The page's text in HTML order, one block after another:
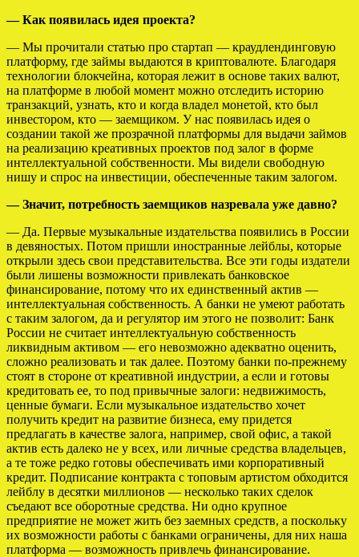
–– Как появилась идея проекта?
— Мы прочитали статью про стартап — краудлендинговую
платформу, где займы выдаются в криптовалюте. Благодаря
технологии блокчейна, которая лежит в основе таких валют,
на платформе в любой момент можно отследить историю
транзакций, узнать, кто и когда владел монетой, кто был
инвестором, кто — заемщиком. У нас появилась идея о
создании такой же прозрачной платформы для выдачи займов
на реализацию креативных проектов под залог в форме
интеллектуальной собственности. Мы видели свободную
нишу и спрос на инвестиции, обеспеченные таким залогом.
— Значит, потребность заемщиков назревала уже давно?
— Да. Первые музыкальные издательства появились в России
в девяностых. Потом пришли иностранные лейблы, которые
открыли здесь свои представительства. Все эти годы издатели
были лишены возможности привлекать банковское
финансирование, потому что их единственный актив —
интеллектуальная собственность. А банки не умеют работать
с таким залогом, да и регулятор им этого не позволит: Банк
России не считает интеллектуальную собственность
ликвидным активом — его невозможно адекватно оценить,
сложно реализовать и так далее. Поэтому банки по-прежнему
стоят в стороне от креативной индустрии, а если и готовы
кредитовать ее, то под привычные залоги: недвижимость,
ценные бумаги. Если музыкальное издательство хочет
получить кредит на развитие бизнеса, ему придется
предлагать в качестве залога, например, свой офис, а такой
актив есть далеко не у всех, или личные средства владельцев,
а те тоже редко готовы обеспечивать ими корпоративный
кредит. Подписание контракта с топовым артистом обходится
лейблу в десятки миллионов — несколько таких сделок
съедают все оборотные средства. Ни одно крупное
предприятие не может жить без заемных средств, а поскольку
их возможности работы с банками ограничены, для них наша
платформа –– возможность привлечь финансирование.